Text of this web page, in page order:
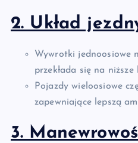
2. Układ
Wywrotki jednoosiowe
przekłada się na
Pojazdy wieloosiowe
zapewniające lepszą
3.